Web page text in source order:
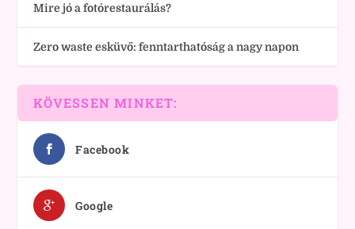
Mire jó a fotórestaurálás?
Zero waste esküvő: fenntarthatóság a nagy napon
KÖVESSEN MINKET:
Facebook
Google